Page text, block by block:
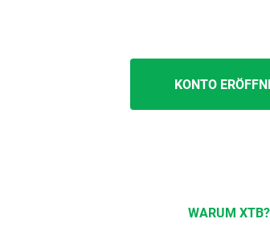
KONTO
WARUM XTB?